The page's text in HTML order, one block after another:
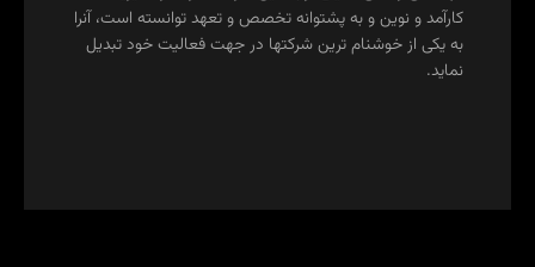
کارآمد و نوین و به پشتوانه تخصص و تعهد توانسته است، آنرا
به یکی از خوشنام ترین شرکتها در جهت فعالیت خود تبدیل
نماید.